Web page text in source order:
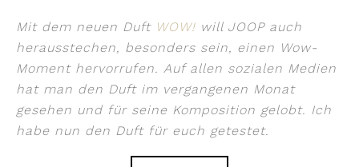
Mit dem neuen Duft WOW! will JOOP auch
herausstechen, besonders sein, einen Wow-
Moment hervorrufen. Auf allen sozialen Medien
hat man den Duft im vergangenen Monat
gesehen und für seine Komposition gelobt. Ich
habe nun den Duft für euch getestet.